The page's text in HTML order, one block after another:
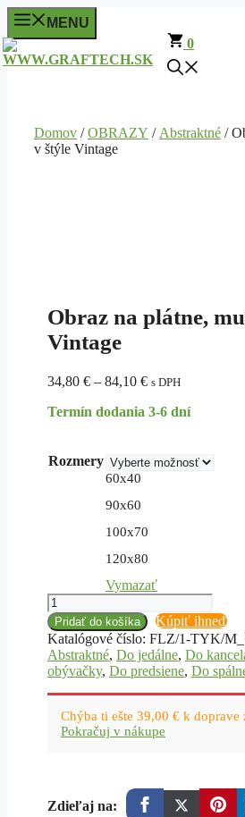
Preskočiť
na
obsah
MENU
0
Domov /OBRAZY / Abstraktné /
v štýle Vintage
Obraz na plátne,
Vintage
34,80 € – 84,10 €Price
34,80 €
s DPH
Termín dodania 3-6 dní
Rozmery
60x40
90x60
100x70
120x80
Vymazať
množstvo
Obraz
na
plátne,
mušle
v
štýle
Vintage
Pridať do košíka
Kúpiť ihneď
Katalógové číslo: FLZ/1-TYK/
Abstraktné, Do jedálne, Do
obývačky, Do predsiene, Do
Chýba ti ešte 39,00 € k doprave
Pokračuj v nákupe
Zdieľaj na: